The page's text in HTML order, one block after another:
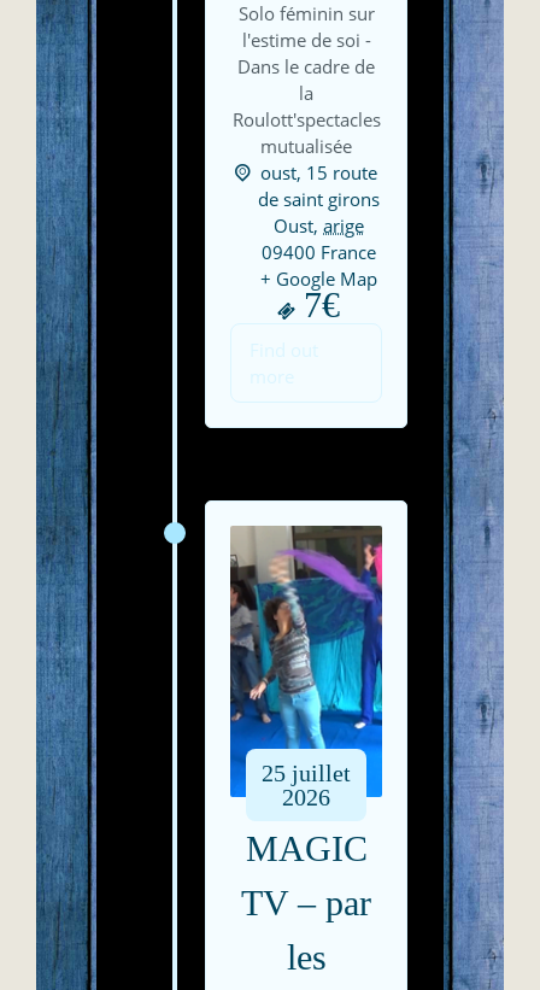
Solo féminin sur
l'estime de soi -
Dans le cadre de
la
Roulott'spectacles
mutualisée
oust, 15 route
de saint girons
Oust, arige
09400 France
+ Google Map
7€
Find out
more
25 juillet
2026
MAGIC
TV – par
les